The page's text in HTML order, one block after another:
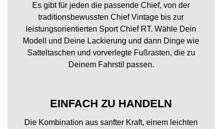
Es gibt für jeden die passende Chief, von der
traditionsbewussten Chief Vintage bis zur
leistungsorientierten Sport Chief RT. Wähle Dein
Modell und Deine Lackierung und dann Dinge wie
Satteltaschen und vorverlegte Fußrasten, die zu
Deinem Fahrstil passen.
EINFACH ZU HANDELN
Die Kombination aus sanfter Kraft, einem leichten